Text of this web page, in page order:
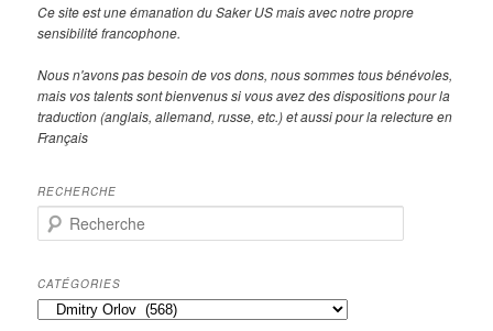
Ce site est une émanation du Saker US mais avec notre propre
sensibilité francophone.
Nous n'avons pas besoin de vos dons, nous sommes tous bénévoles,
mais vos talents sont bienvenus si vous avez des dispositions pour la
traduction (anglais, allemand, russe, etc.) et aussi pour la relecture en
Français
RECHERCHE
e
h
e
r
CATÉGORIES
Catégories